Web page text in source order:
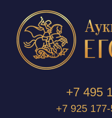
+7 495
+7 925